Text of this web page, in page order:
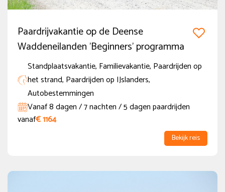
Paardrijvakantie op de Deense
Waddeneilanden 'Beginners' programma
Standplaatsvakantie, Familievakantie, Paardrijden op
het strand, Paardrijden op IJslanders,
Autobestemmingen
Vanaf 8 dagen / 7 nachten / 5 dagen paardrijden
vanaf€ 1164
Bekijk reis